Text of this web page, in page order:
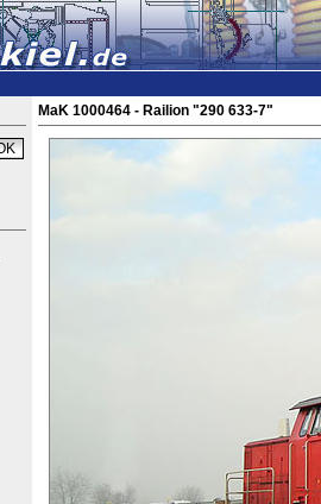
MaK 1000464 - Railion "290 633-7"